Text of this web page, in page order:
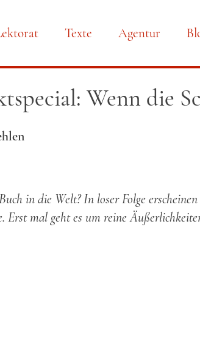
Texte Agentur
Wenn die
in die Welt? In loser Folge
mal geht es um reine